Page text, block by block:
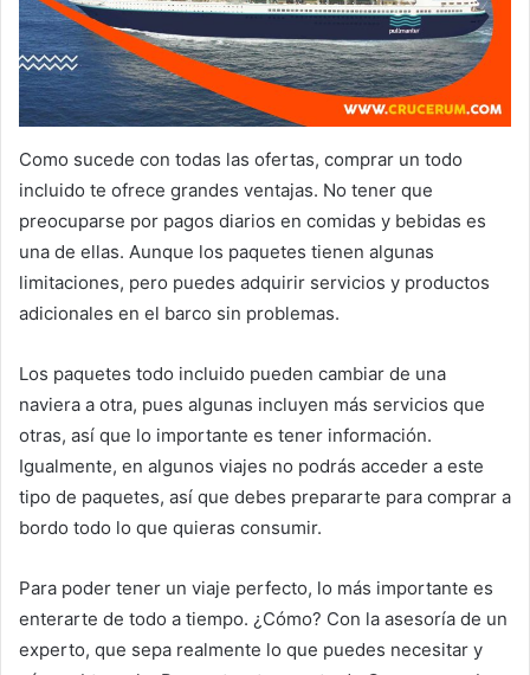
Como sucede con todas las ofertas, comprar un todo
incluido te ofrece grandes ventajas. No tener que
preocuparse por pagos diarios en comidas y bebidas es
una de ellas. Aunque los paquetes tienen algunas
limitaciones, pero puedes adquirir servicios y productos
adicionales en el barco sin problemas.
Los paquetes todo incluido pueden cambiar de una
naviera a otra, pues algunas incluyen más servicios que
otras, así que lo importante es tener información.
Igualmente, en algunos viajes no podrás acceder a este
tipo de paquetes, así que debes prepararte para comprar a
bordo todo lo que quieras consumir.
Para poder tener un viaje perfecto, lo más importante es
enterarte de todo a tiempo. ¿Cómo? Con la asesoría de un
experto, que sepa realmente lo que puedes necesitar y